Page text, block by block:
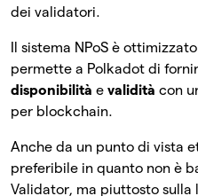
dei validatori.
Il sistema NPoS è
permette a Polkadot di
disponibilità e validità con
per blockchain.
Anche da un punto di vista
preferibile in quanto non è
Validator, ma piuttosto